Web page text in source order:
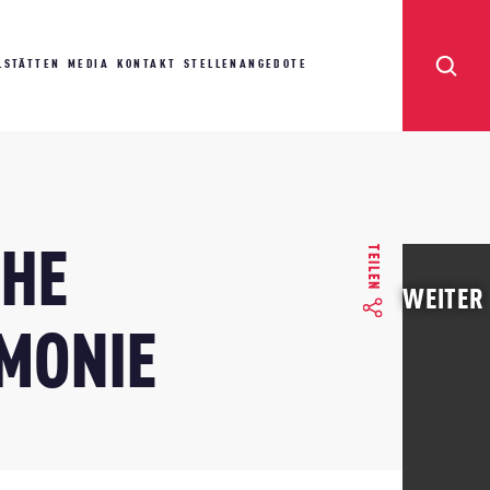
MEDIA KONTAKT STELLENANGEBOTE
TEILEN
WEITER